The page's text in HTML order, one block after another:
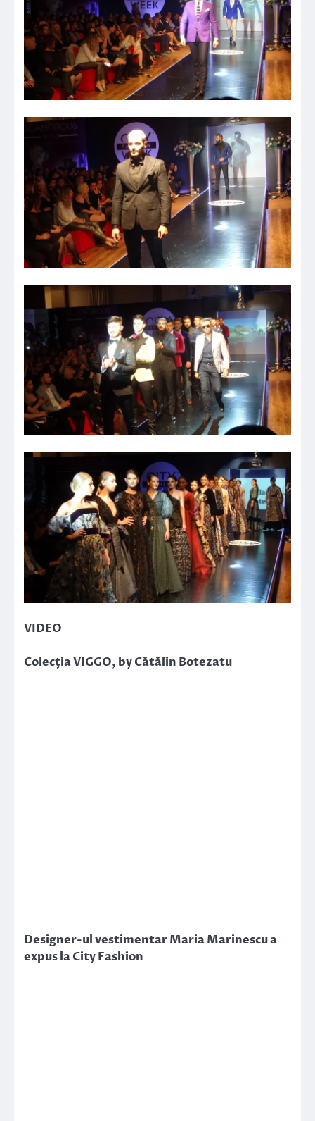
VIDEO
Colecţia VIGGO, by Cătălin Botezatu
Designer-ul vestimentar Maria Marinescu a
expus la City Fashion